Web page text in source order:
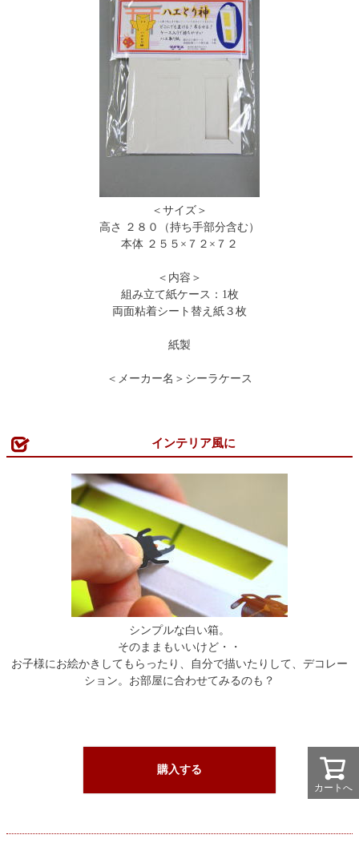
＜サイズ＞
高さ ２８０（持ち手部分含む）
本体 ２５５×７２×７２
＜内容＞
組み立て紙ケース：1枚
両面粘着シート替え紙３枚
紙製
＜メーカー名＞シーラケース
インテリア風に
シンプルな白い箱。
そのままもいいけど・・
お子様にお絵かきしてもらったり、自分で描いたりして、デコレー
ション。お部屋に合わせてみるのも？
購入する
カートへ